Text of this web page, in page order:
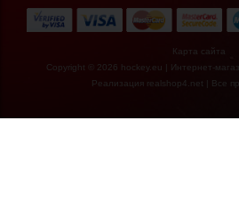
Карта сайта
Copyright © 2026 hockey.eu | Интернет-
Реализация realshop4.net | Все